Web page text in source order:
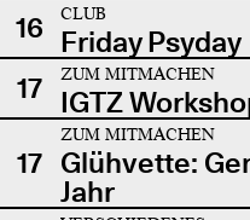
16
CLUB
Friday Psyday
17
ZUM MITMACHEN
IGTZ
17
ZUM MITMACHEN
Glühvette:
Jahr